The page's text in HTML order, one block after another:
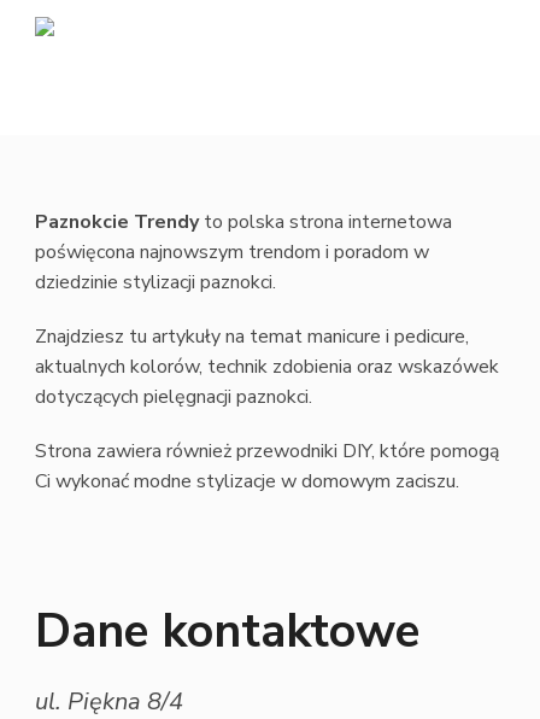
Paznokcie Trendyto polska strona internetowa
poświęcona najnowszym trendom i poradom w
dziedzinie stylizacji paznokci.
Znajdziesz tu artykuły na temat manicure i pedicure,
aktualnych kolorów, technik zdobienia oraz wskazówek
dotyczących pielęgnacji paznokci.
Strona zawiera również przewodniki DIY, które pomogą
Ci wykonać modne stylizacje w domowym zaciszu.
Dane kontaktowe
ul. Piękna 8/4